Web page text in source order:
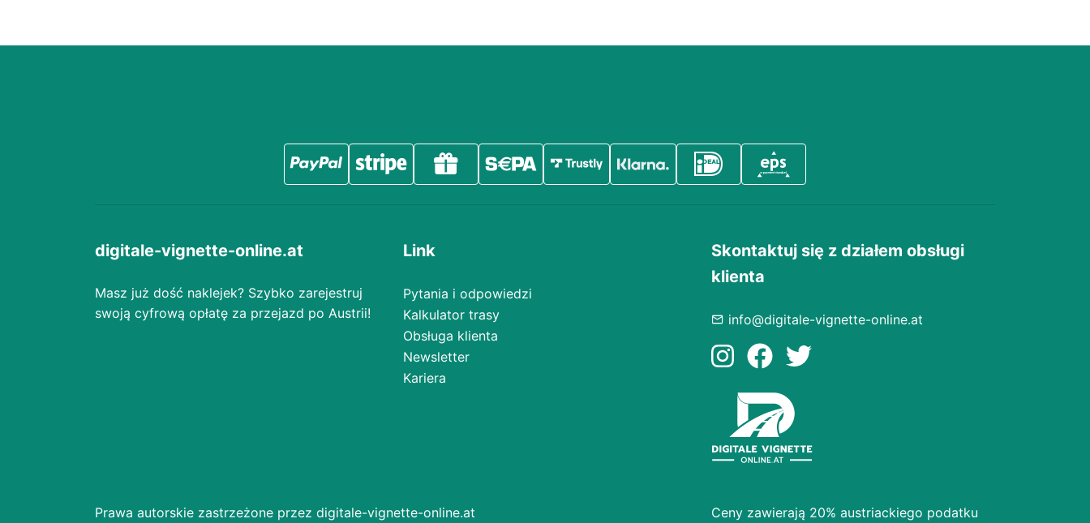
digitale-vignette-online.at
Masz już dość naklejek? Szybko zarejestruj
swoją cyfrową opłatę za przejazd po Austrii!
Link
Pytania i odpowiedzi
Kalkulator trasy
Obsługa klienta
Newsletter
Kariera
Skontaktuj się z działem obsługi
klienta
info@digitale-vignette-online.at
Prawa autorskie zastrzeżone przez digitale-vignette-online.at Ceny zawierają 20% austriackiego podatku